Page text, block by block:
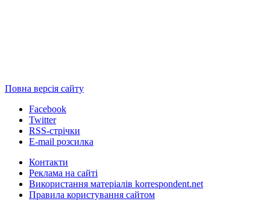
Повна версія сайту
Facebook
Twitter
RSS-стрічки
E-mail розсилка
Контакти
Реклама на сайті
Використання матеріалів korrespondent.net
Правила користування сайтом